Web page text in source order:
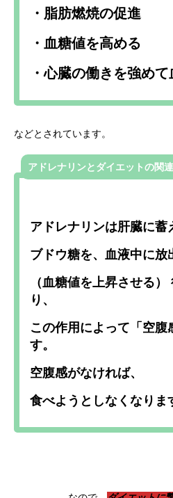
・脂肪燃焼の促進
・血糖値を高める
・心臓の働きを強め
などとされています。
アドレナリンとダイエットの関
アドレナリンは肝臓に蓄
ブドウ糖を、血液中に放
（血糖値を上昇させる
り、
この作用によって「空腹
す。
空腹感がなければ、
食べようとしなくなりま